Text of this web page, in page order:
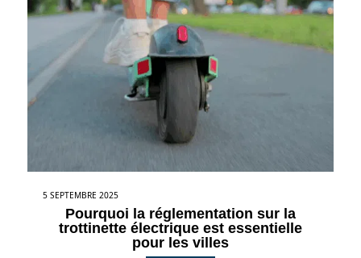
5 SEPTEMBRE 2025
Pourquoi la réglementation sur la
trottinette électrique est essentielle
pour les villes